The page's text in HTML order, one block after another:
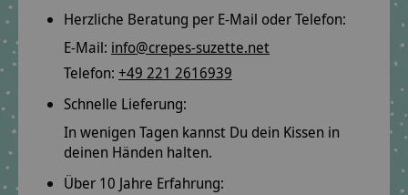
Herzliche Beratung per E-Mail oder Telefon:
E-Mail: info@crepes-suzette.net
Telefon: +49 221 2616939
Schnelle Lieferung:
In wenigen Tagen kannst Du dein Kissen in
deinen Händen halten.
Über 10 Jahre Erfahrung: